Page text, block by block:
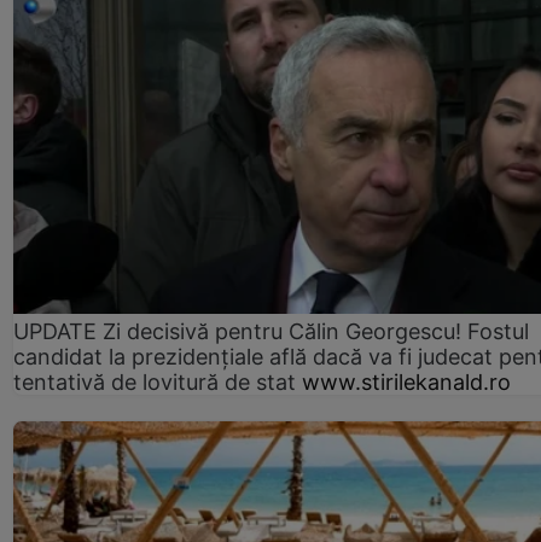
UPDATE Zi decisivă pentru Călin Georgescu! Fostul
candidat la prezidențiale află dacă va fi judecat
tentativă de lovitură de stat www.stirilekanald.ro